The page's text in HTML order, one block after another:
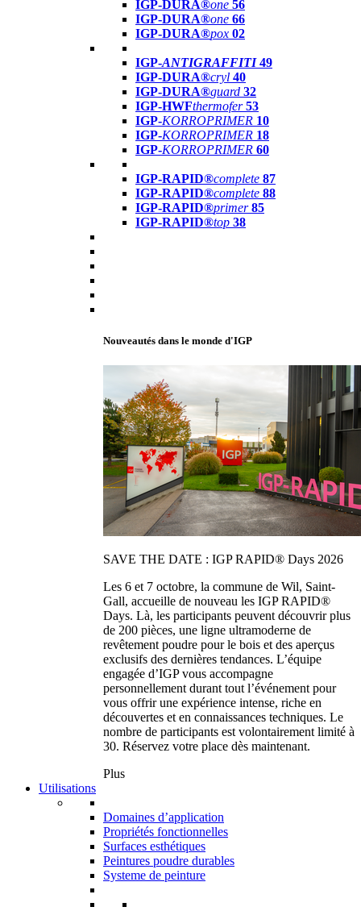
IGP-DURA®one 56
IGP-DURA®one 66
IGP-DURA®pox 02
IGP-ANTIGRAFFITI49
IGP-DURA®cryl 40
IGP-DURA®guard 32
IGP-HWFthermofer 53
IGP-KORROPRIMER 10
IGP-KORROPRIMER 18
IGP-KORROPRIMER 60
IGP-RAPID®complete 87
IGP-RAPID®complete 88
IGP-RAPID®primer 85
IGP-RAPID®top 38
Nouveautés dans le monde d'IGP
SAVE THE DATE : IGP RAPID® Days 2026
Les 6 et 7 octobre, la commune de Wil, Saint-
Gall, accueille de nouveau les IGP RAPID®
Days. Là, les participants peuvent découvrir plus
de 200 pièces, une ligne ultramoderne de
revêtement poudre pour le bois et des aperçus
exclusifs des dernières tendances. L’équipe
engagée d’IGP vous accompagne
personnellement durant tout l’événement pour
vous offrir une expérience intense, riche en
découvertes et en connaissances techniques. Le
nombre de participants est volontairement limité à
30. Réservez votre place dès maintenant.
Plus
Utilisations
Domaines d’application
Propriétés fonctionnelles
Surfaces esthétiques
Peintures poudre durables
Systeme de peinture